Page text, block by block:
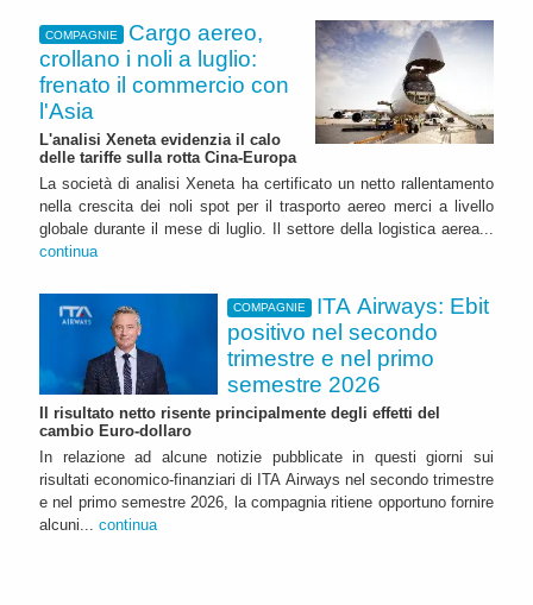
COMPAGNIE
Cargo aereo,
crollano i noli a luglio:
frenato il commercio con
l'Asia
L'analisi Xeneta evidenzia il calo
delle tariffe sulla rotta Cina-Europa
La società di analisi Xeneta ha certificato un netto rallentamento
nella crescita dei noli spot per il trasporto aereo merci a livello
globale durante il mese di luglio. Il settore della logistica aerea...
continua
COMPAGNIE
ITA Airways: Ebit
positivo nel secondo
trimestre e nel primo
semestre 2026
Il risultato netto risente principalmente degli effetti del
cambio Euro-dollaro
In relazione ad alcune notizie pubblicate in questi giorni sui
risultati economico-finanziari di ITA Airways nel secondo trimestre
e nel primo semestre 2026, la compagnia ritiene opportuno fornire
alcuni... continua